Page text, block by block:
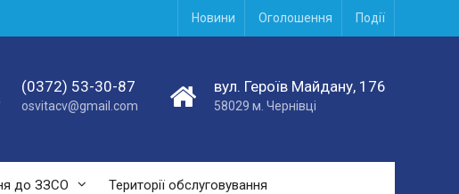
Новини Оголошення Події
(0372) 53-30-87
osvitacv@gmail.com
вул. Героїв Майдану, 176
58029 м. Чернівці
до ЗЗСО Території обслуговування